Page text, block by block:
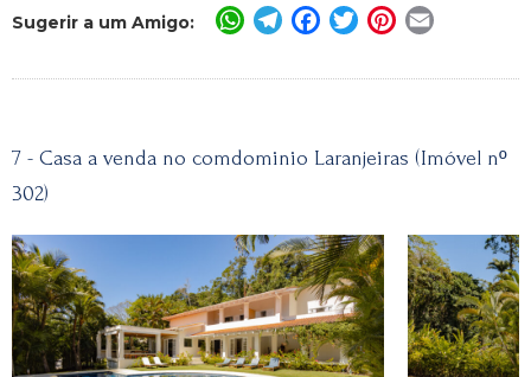
Sugerir a um Amigo: WhatsApp
Telegram
Facebook
TwitterPinterest
7 - Casa a venda no comdominio Laranjeiras (Imóvel nº
302)